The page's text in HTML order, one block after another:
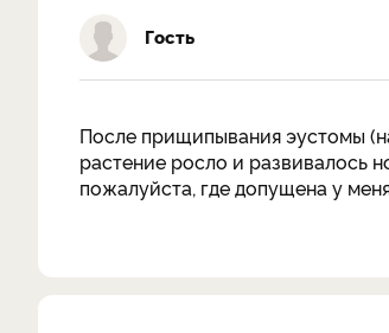
Гость
После прищипывания эустомы
растение росло и развивалось
пожалуйста, где допущена у